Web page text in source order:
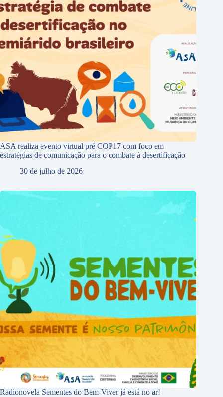
ASA realiza evento virtual pré COP17 com foco em
estratégias de comunicação para o combate à desertificação
30 de julho de 2026
Radionovela Sementes do Bem-Viver já está no ar!